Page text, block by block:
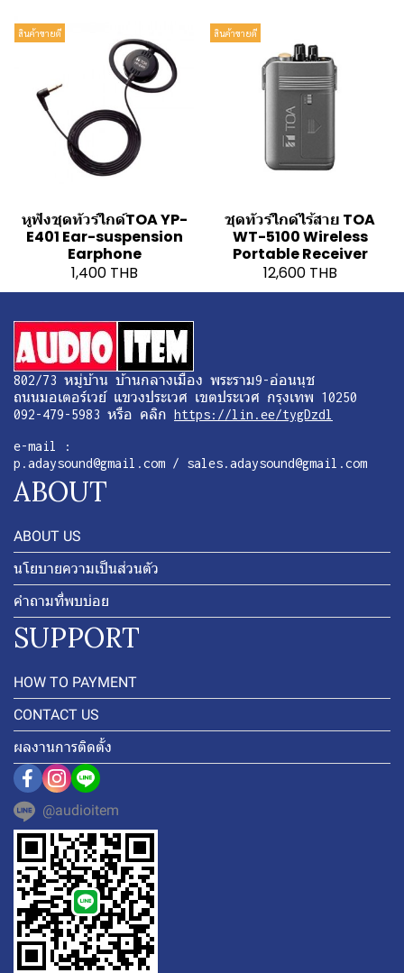
สินค้าขายดี
หูฟังชุดทัวร์ไกด์TOA YP-
E401 Ear-suspension
Earphone
1,400 THB
สินค้าขายดี
ชุดทัวร์ไกด์ไร้สาย TOA
WT-5100 Wireless
Portable Receiver
12,600 THB
802/73 หมู่บ้าน บ้านกลางเมือง พระราม9-อ่อนนุช
ถนนมอเตอร์เวย์ แขวงประเวศ เขตประเวศ กรุงเทพ 10250
092-479-5983 หรือ คลิก https://lin.ee/tygDzdl
e-mail :
p.adaysound@gmail.com / sales.adaysound@gmail.com
ABOUT
ABOUT US
นโยบายความเป็นส่วนตัว
คำถามที่พบบ่อย
SUPPORT
HOW TO PAYMENT
CONTACT US
ผลงานการติดตั้ง
@audioitem